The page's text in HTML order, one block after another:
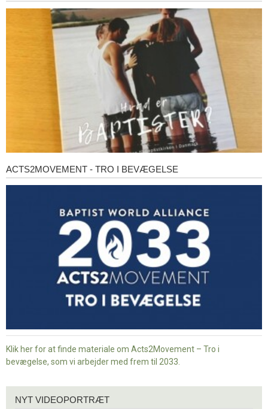
er
Acts2Movement
-
ACTS2MOVEMENT - TRO I BEVÆGELSE
Klik her for at finde materiale om Acts2Movement – Tro i
bevægelse, som vi arbejder med frem til 2033.
videoportræt
NYT VIDEOPORTRÆT